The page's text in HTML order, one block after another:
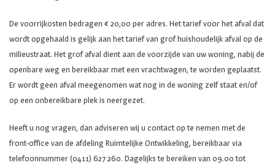
De voorrijkosten bedragen € 20,00 per adres. Het tarief voor het afval dat
wordt opgehaald is gelijk aan het tarief van grof huishoudelijk afval op de
milieustraat. Het grof afval dient aan de voorzijde van uw woning, nabij de
openbare weg en bereikbaar met een vrachtwagen, te worden geplaatst.
Er wordt geen afval meegenomen wat nog in de woning zelf staat en/of
op een onbereikbare plek is neergezet.
Heeft u nog vragen, dan adviseren wij u contact op te nemen met de
front-office van de afdeling Ruimtelijke Ontwikkeling, bereikbaar via
telefoonnummer (0411) 627 260. Dagelijks te bereiken van 09.00 tot